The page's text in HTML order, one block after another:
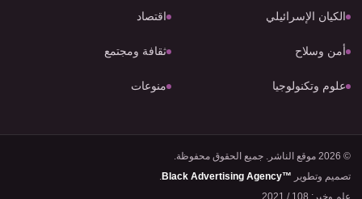
الكيان الإسرائيلي اقتصاد
أمن وسلاح ثقافة ومجتمع
علوم وتكنولوجيا منوعات
© 2026 موقع الناشر. جميع الحقوق محفوظة.
تصميم وتطوير Black Advertising Agency™
علم وخبر: 108 / 2021